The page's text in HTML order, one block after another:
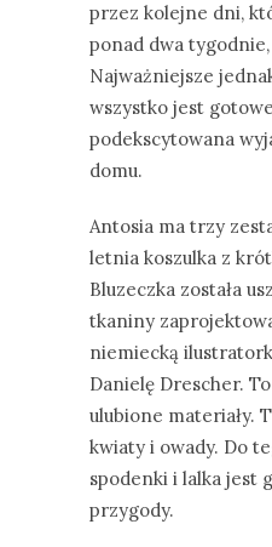
przez kolejne dni,
ponad dwa tygodnie,
Najważniejsze
wszystko jest
podekscytowana
domu.
Antosia ma trzy
letnia koszulka z
Bluzeczka została
tkaniny
niemiecką
Danielę Drescher.
ulubione materiały.
kwiaty i owady. Do
spodenki i lalka jest
przygody.